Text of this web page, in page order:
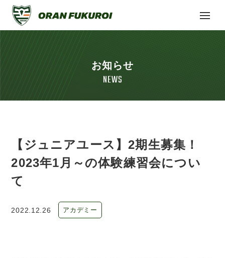
お知らせ
NEWS
【ジュニアユース】2期生募集！
2023年1月～の体験練習会につい
て
2022.12.26 アカデミー